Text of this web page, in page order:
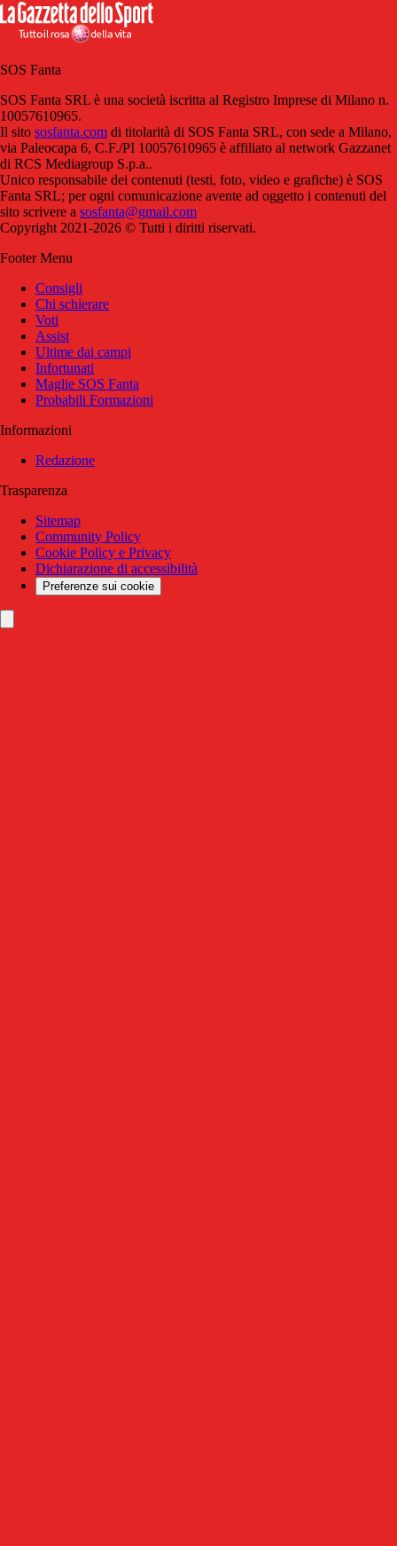
SOS Fanta
SOS Fanta SRL è una società iscritta al Registro Imprese di Milano n.
10057610965.
Il sito sosfanta.com di titolarità di SOS Fanta SRL, con sede a Milano,
via Paleocapa 6, C.F./PI 10057610965 è affiliato al network Gazzanet
di RCS Mediagroup S.p.a..
Unico responsabile dei contenuti (testi, foto, video e grafiche) è SOS
Fanta SRL; per ogni comunicazione avente ad oggetto i contenuti del
sito scrivere a sosfanta@gmail.com
Copyright 2021-2026 © Tutti i diritti riservati.
Footer Menu
Consigli
Chi schierare
Voti
Assist
Ultime dai campi
Infortunati
Maglie SOS Fanta
Probabili Formazioni
Informazioni
Redazione
Trasparenza
Sitemap
Community Policy
Cookie Policy e Privacy
Dichiarazione di accessibilità
Preferenze sui cookie